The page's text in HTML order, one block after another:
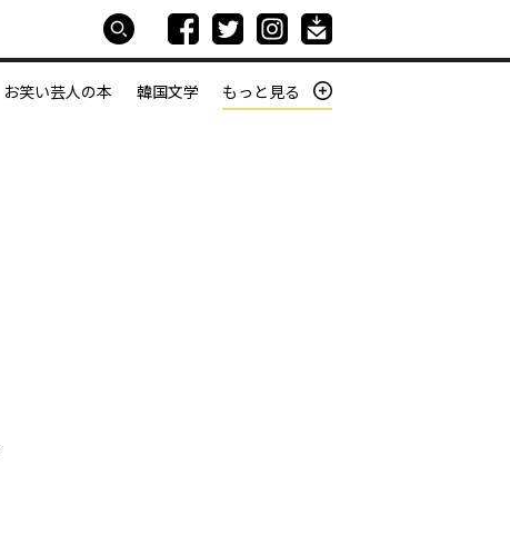
お笑い芸人の本 韓国文学 もっと見る